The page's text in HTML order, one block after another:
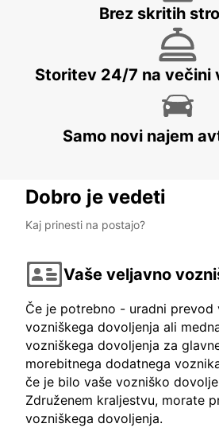
BASEL DREISPITZ
BASEL - SWITZERLAND
Brez skritih
Storitev 24/7 na večini
Samo novi najem
Dobro je vedeti
Kaj prinesti na postajo?
Vaše veljavno
Če je potrebno - uradni prevod
vozniškega dovoljenja ali
vozniškega dovoljenja za
morebitnega dodatnega
če je bilo vaše vozniško
Združenem kraljestvu, morate
vozniškega dovoljenja.